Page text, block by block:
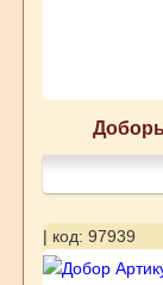
| код: 97939